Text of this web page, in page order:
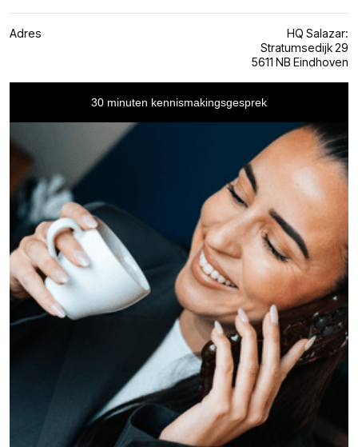
Adres
HQ Salazar:
Stratumsedijk 29
5611 NB Eindhoven
30 minuten kennismakingsgesprek